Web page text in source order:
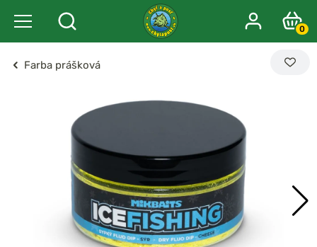
0
Farba prášková